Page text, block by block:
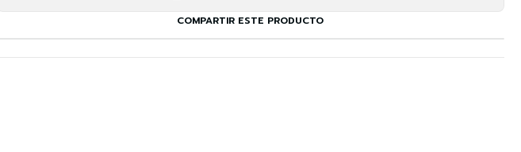
COMPARTIR ESTE PRODUCTO